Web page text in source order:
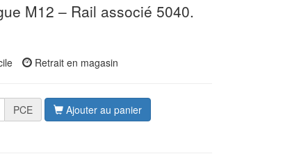
M12 – Rail associé 5040.
Retrait en magasin
PCE Ajouter au panier